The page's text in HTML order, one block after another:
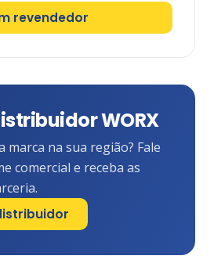
revendedor
WORX
na sua região? Fale
comercial e receba as